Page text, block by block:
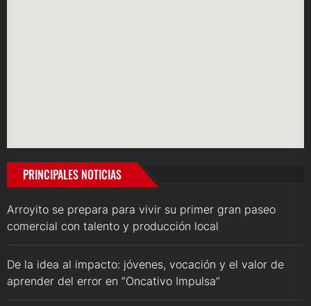
PRINCIPALES NOTICIAS
Arroyito se prepara para vivir su primer gran paseo
comercial con talento y producción local
De la idea al impacto: jóvenes, vocación y el valor de
aprender del error en “Oncativo Impulsa”